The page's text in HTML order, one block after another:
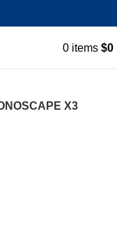
0 items $0
X3